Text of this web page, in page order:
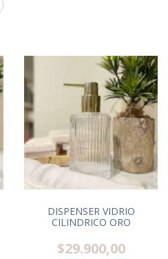
DISPENSER VIDRIO
CILINDRICO ORO
$29.900,00